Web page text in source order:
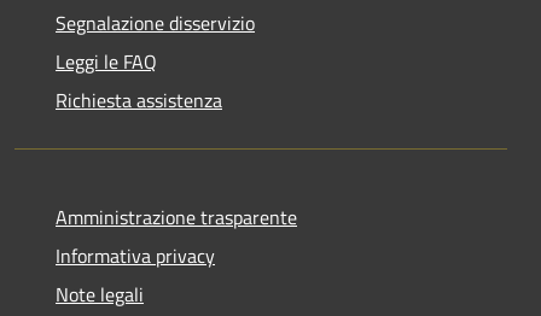
Segnalazione disservizio
Leggi le FAQ
Richiesta assistenza
Amministrazione trasparente
Informativa privacy
Note legali